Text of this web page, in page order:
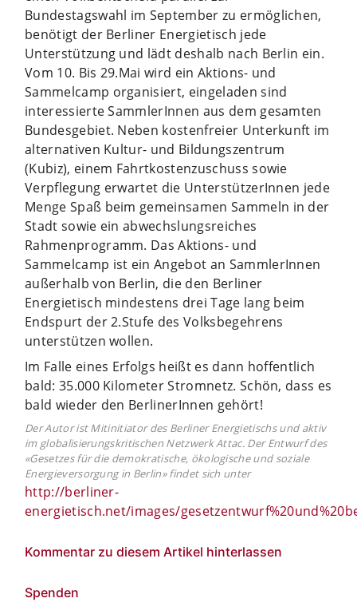
Bundestagswahl im September zu ermöglichen,
benötigt der Berliner Energietisch jede
Unterstützung und lädt deshalb nach Berlin ein.
Vom 10. Bis 29.Mai wird ein Aktions- und
Sammelcamp organisiert, eingeladen sind
interessierte SammlerInnen aus dem gesamten
Bundesgebiet. Neben kostenfreier Unterkunft im
alternativen Kultur- und Bildungszentrum
(Kubiz), einem Fahrtkostenzuschuss sowie
Verpflegung erwartet die UnterstützerInnen jede
Menge Spaß beim gemeinsamen Sammeln in der
Stadt sowie ein abwechslungsreiches
Rahmenprogramm. Das Aktions- und
Sammelcamp ist ein Angebot an SammlerInnen
außerhalb von Berlin, die den Berliner
Energietisch mindestens drei Tage lang beim
Endspurt der 2.Stufe des Volksbegehrens
unterstützen wollen.
Im Falle eines Erfolgs heißt es dann hoffentlich
bald: 35.000 Kilometer Stromnetz. Schön, dass es
bald wieder den BerlinerInnen gehört!
Der Autor ist Mitinitiator des Berliner Energietischs und aktiv
im globalisierungskritischen Netzwerk Attac. Der Entwurf des
«Gesetzes für die demokratische, ökologische und soziale
Energieversorgung in Berlin» findet sich unter
http://berliner-
energietisch.net/images/
Kommentar zu diesem Artikel hinterlassen
Spenden